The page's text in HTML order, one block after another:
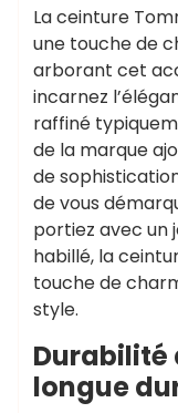
La ceinture
une touche de
arborant cet
incarnez
raffiné
de la marque
de
de vous
portiez avec un
habillé, la
touche de
style.
Durabilité
longue